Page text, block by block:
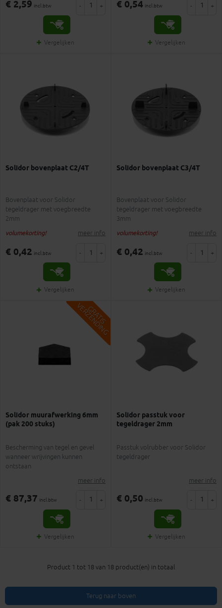
€ 2,59 incl.btw - +
Vergelijken
€ 0,54 incl.btw - +
Vergelijken
Solidor bovenplaat C2/4T
Bovenplaat voor Solidor
tegeldrager met voegbreedte
2mm
volumekorting! meer info
€ 0,42 incl.btw - +
Vergelijken
Solidor bovenplaat C3/4T
Bovenplaat voor Solidor
tegeldrager met voegbreedte
3mm
volumekorting! meer info
€ 0,42 incl.btw - +
Vergelijken
G
R
A
T
I
S
V
E
R
Z
E
N
D
I
N
G
Solidor muurafwerking 6mm
(pak 200 stuks)
Bescherming van tegel en gevel
wanneer wrijvingen kunnen
ontstaan
meer info
€ 87,37 incl.btw - +
Vergelijken
Solidor passtuk voor
tegeldrager 2mm
Passtuk volrubber voor Solidor
tegeldrager
meer info
€ 0,50 incl.btw - +
Vergelijken
Product 1 tot 18 van 18 product(en) in totaal
Terug naar boven